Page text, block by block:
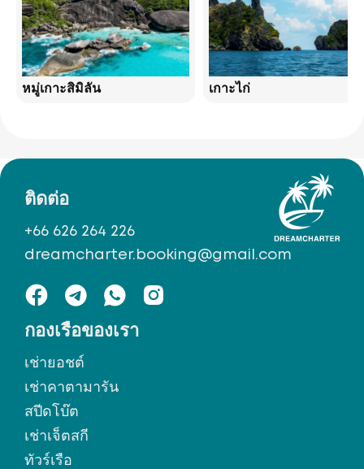
หมู่เกาะสิมิลัน เกาะไก่
กองเรือของเรา
เช่ายอชต์
เช่าคาตามารัน
สปีดโบ๊ต
เช่าเจ็ตสกี
ทัวร์เรือ
ติดต่อ
+66 626 264 226
dreamcharter.booking@gmail.com